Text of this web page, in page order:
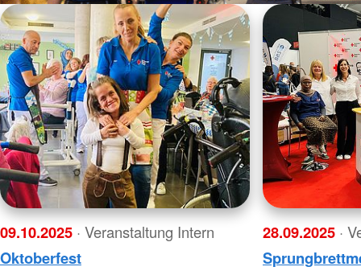
09.10.2025 · Veranstaltung Intern
Oktoberfest
28.09.2025 ·